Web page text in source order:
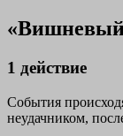
«Вишневый
1 действие
События
неудачником,